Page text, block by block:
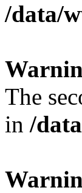
/data/
The
in /